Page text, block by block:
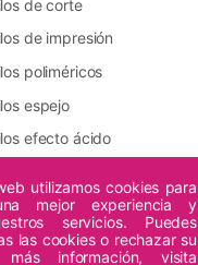
de corte
de impresión
poliméricos
espejo
efecto ácido
DTF Innuro
de impresión
utilizamos cookies para
mejor experiencia y
servicios. Puedes
las cookies o rechazar su
información, visita